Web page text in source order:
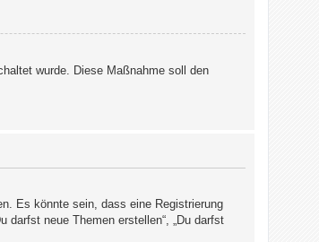
wurde. Diese Maßnahme soll den
Es könnte sein, dass eine Registrierung
neue Themen erstellen“, „Du darfst